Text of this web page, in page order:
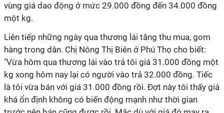
vùng giá dao động ở mức 29.000 đồng đến 34.000 đồng
một kg.
Liên tiếp những ngày qua thương lái tăng thu mua, gom
hàng trong dân. Chị Nông Thị Biên ở Phú Thọ cho biết:
"Vừa hôm qua thương lái vào trả tôi giá 31.000 đồng một
kg xong hôm nay lại có người vào trả 32.000 đồng. Tiếc
là tôi vừa bán với giá 31.000 đồng rồi. Đợt này tôi thấy giá
khá ổn định không có biến động mạnh như thời gian